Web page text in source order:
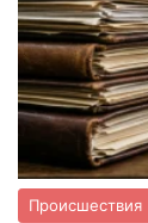
Происшествия